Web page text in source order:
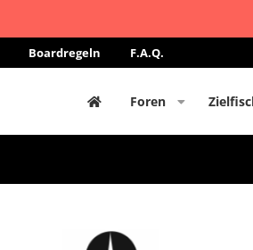
Boardregeln F.A.Q.
Foren